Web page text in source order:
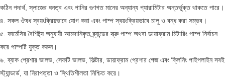
কঠিন পদার্থ, স্লাজের ঘনত্ব এবং পানির গুণগত মানের অন্যান্য প্যারামিটার অন্তর্ভুক্ত থাকতে পারে।
৪. সকল ঔষধ স্বয়ংক্রিয়ভাবে যোগ করা এবং পাম্প স্বয়ংক্রিয়ভাবে চালু ও বন্ধ করা সম্ভব।
৫. ফার্মেসির বৈশিষ্ট্য অনুযায়ী আমদানিকৃত ব্র্যান্ডের স্ক্রু পাম্প অথবা ডায়াফ্রাম মিটারিং পাম্প নির্বাচন
করে পাম্পটি যুক্ত করুন।
৬. ব্যাক প্রেশার ভালভ, সেফটি ভালভ, ফিল্টার, ডায়াফ্রাম প্রেশার গেজ এবং ক্লিনিং পাইপলাইন সবই
স্ট্যান্ডার্ড, যা নিরাপত্তা ও স্থিতিশীলতা নিশ্চিত করে।